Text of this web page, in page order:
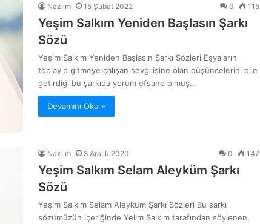
Nazlim 15 Şubat 2022 0 115
Yeşim Salkım Yeniden Başlasın Şarkı
Sözü
Yeşim Salkım Yeniden Başlasın Şarkı Sözleri Eşyalarını
toplayıp gitmeye çalışan sevgilisine olan düşüncelerini dile
getirdiği bu şarkıda yorum efsane olmuş…
Devamını Oku »
Nazlim 8 Aralık 2020 0 147
Yeşim Salkım Selam Aleyküm Şarkı
Sözü
Yeşim Salkım Selam Aleyküm Şarkı Sözleri Bu şarkı
sözümüzün içeriğinde Yelim Salkım tarafından söylenen,